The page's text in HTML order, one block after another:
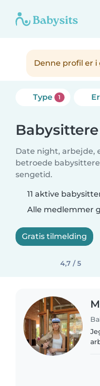
Denne profil er
Type 1
Date night, arbejde,
betroede
sengetid.
11 aktive
Alle medlemmer
Gratis tilmelding
4,7 / 5